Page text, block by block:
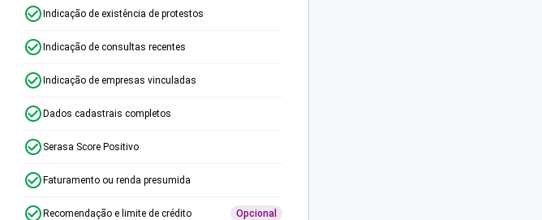
Indicação de existência de protestos
Indicação de consultas recentes
Indicação de empresas vinculadas
Dados cadastrais completos
Serasa Score Positivo
Faturamento ou renda presumida
Recomendação e limite de crédito Opcional